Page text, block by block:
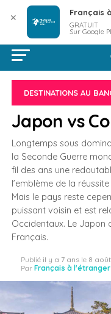
DESTINATIONS AU
Japon vs
Longtemps sous
la Seconde Guerre
fil des ans une
l’emblème de la
Mais le pays reste
puissant voisin et est
Occidentaux. Le Japon
Français.
Publié il y a 7 ans le 8
Par Français à l'étranger
✕ Français
GRATUIT
Sur Google